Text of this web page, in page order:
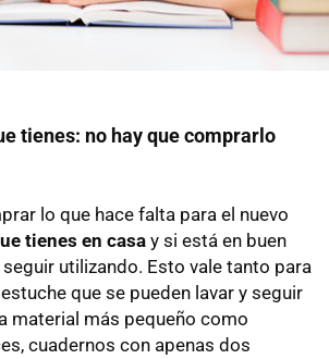
tienes: no hay que comprarlo
lo que hace falta para el nuevo
tienes en casa y si está en buen
utilizando. Esto vale tanto para
que se pueden lavar y seguir
material más pequeño como
cuadernos con apenas dos